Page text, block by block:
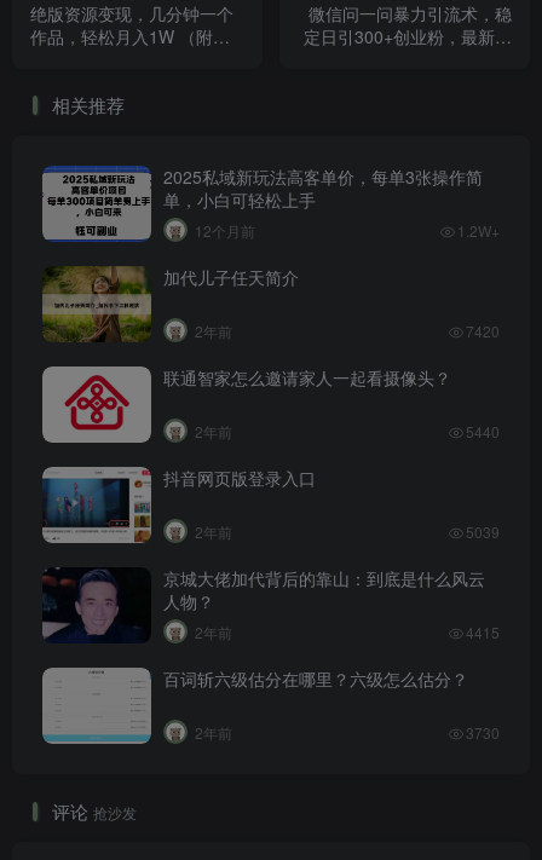
绝版资源变现，几分钟一个
作品，轻松月入1W （附全
微信问一问暴力引流术，稳
定日引300+创业粉，最新方
相关推荐
2025私域新玩法高客单价，每单3张操作简
单，小白可轻松上手
12个月前 1.2W+
加代儿子任天简介
2年前 7420
联通智家怎么邀请家人一起看摄像头？
2年前 5440
抖音网页版登录入口
2年前 5039
京城大佬加代背后的靠山：到底是什么风云
人物？
2年前 4415
百词斩六级估分在哪里？六级怎么估分？
2年前 3730
评论 抢沙发